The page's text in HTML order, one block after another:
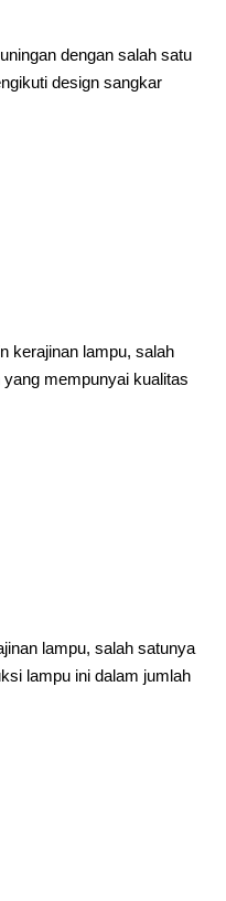
dengan salah satu
design sangkar
kerajinan lampu, salah
mempunyai kualitas
lampu, salah satunya
lampu ini dalam jumlah